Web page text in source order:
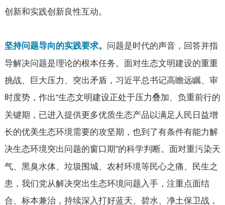
创新和实践创新良性互动。
坚持问题导向的实践要求。 问题是时代的声音，回答并指
导解决问题是理论的根本任务。面对生态文明建设的重重
挑战、巨大压力、突出矛盾，习近平总书记高瞻远瞩、审
时度势，作出“生态文明建设正处于压力叠加、负重前行的
关键期，已进入提供更多优质生态产品以满足人民日益增
长的优美生态环境需要的攻坚期，也到了有条件有能力解
决生态环境突出问题的窗口期”的科学判断。面对重污染天
气、黑臭水体、垃圾围城、农村环境等民心之痛、民生之
患，我们党从解决突出生态环境问题入手，注重点面结
合、标本兼治，持续深入打好蓝天、碧水、净土保卫战，